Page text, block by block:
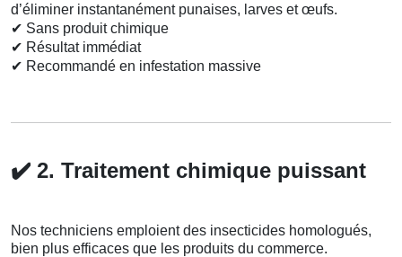
d’éliminer instantanément punaises, larves et œufs.
✔ Sans produit chimique
✔ Résultat immédiat
✔ Recommandé en infestation massive
✔️ 2. Traitement chimique puissant
Nos techniciens emploient des insecticides homologués,
bien plus efficaces que les produits du commerce.